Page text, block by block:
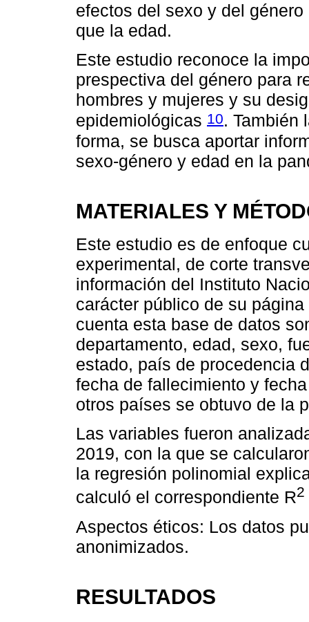
efectos del sexo y del
que la edad.
Este estudio reconoce la
prespectiva del género para
hombres y mujeres y su
epidemiológicas 10. También
forma, se busca aportar
sexo-género y edad en la
MATERIALES Y
Este estudio es de enfoque
experimental, de corte
información del Instituto
carácter público de su
cuenta esta base de datos
departamento, edad, sexo,
estado, país de procedencia
fecha de fallecimiento y
otros países se obtuvo de la
Las variables fueron
2019, con la que se
la regresión polinomial
calculó el correspondiente R2
Aspectos éticos: Los datos
anonimizados.
RESULTADOS